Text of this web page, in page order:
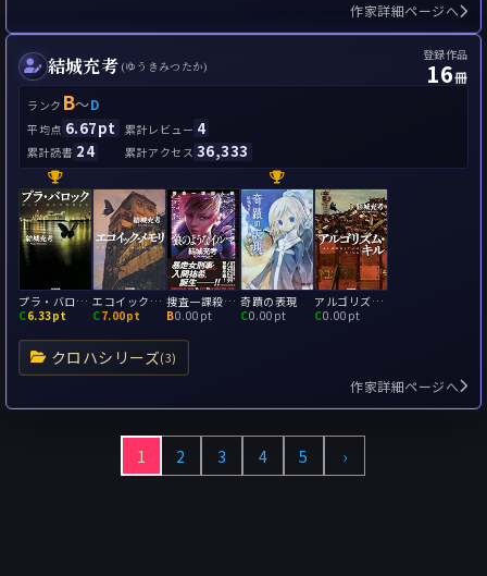
作家詳細ページへ
結城充考 (ゆうきみつたか)
登録作品
16冊
ランク B～D
平均点 6.67pt 累計レビュー 4
累計読書 24 累計アクセス 36,333
クロハシリーズ(3)
プラ・バロック
C6.33pt
エコイック・メモリ
C7.00pt
捜査一課殺人班 狼のようなイルマ
B0.00pt
奇蹟の表現
C0.00pt
アルゴリズム・キル
C0.00pt
作家詳細ページへ
1 2 3 4 5 ›